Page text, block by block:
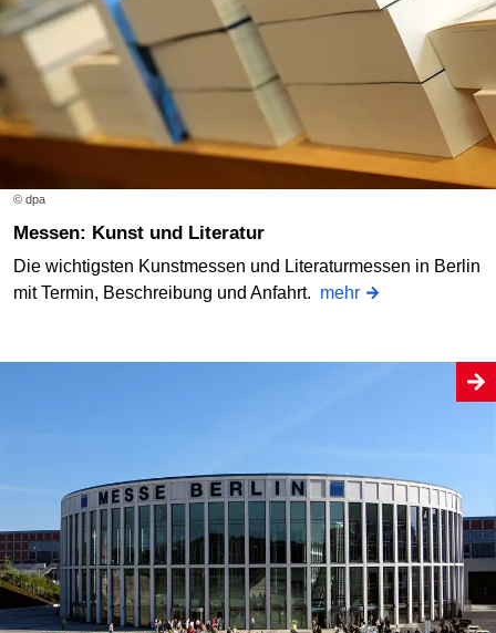
© dpa
Messen: Kunst und Literatur
Die wichtigsten Kunstmessen und Literaturmessen in Berlin
mit Termin, Beschreibung und Anfahrt. mehr